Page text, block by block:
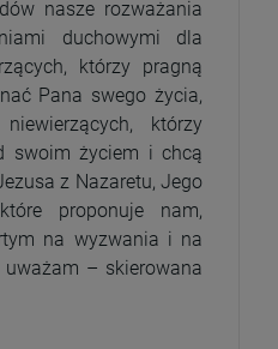
nasze rozważania
duchowymi dla
którzy pragną
Pana swego życia,
którzy
swoim życiem i chcą
z Nazaretu, Jego
proponuje nam,
na wyzwania i na
– skierowana